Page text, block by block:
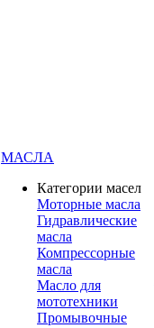
МАСЛА
Категории масел
Моторные масла
Гидравлические
масла
Компрессорные
масла
Масло для
мототехники
Промывочные